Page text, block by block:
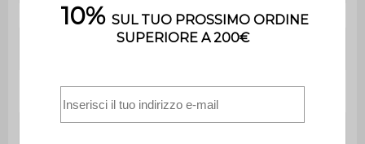
Spessore del letto 25 cm